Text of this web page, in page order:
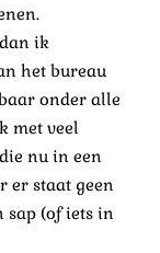
ik
het bureau
onder alle
met veel
nu in een
er staat geen
sap (of iets in